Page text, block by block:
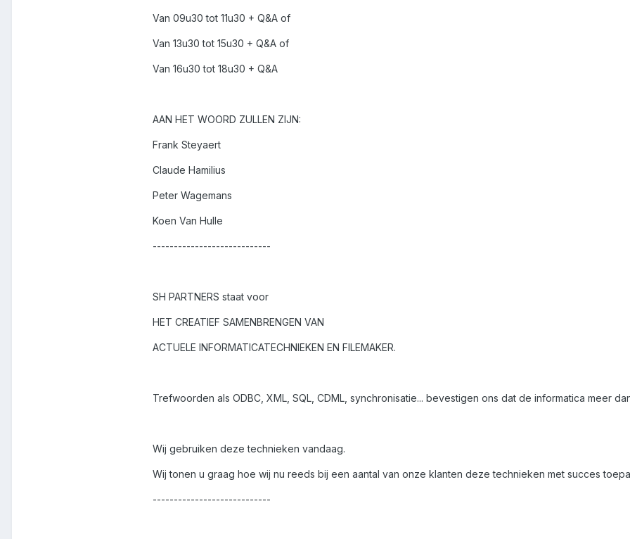
Van 09u30 tot 11u30 + Q&A of
Van 13u30 tot 15u30 + Q&A of
Van 16u30 tot 18u30 + Q&A
AAN HET WOORD ZULLEN ZIJN:
Frank Steyaert
Claude Hamilius
Peter Wagemans
Koen Van Hulle
----------------------------
SH PARTNERS staat voor
HET CREATIEF SAMENBRENGEN VAN
ACTUELE INFORMATICATECHNIEKEN EN FILEMAKER.
Trefwoorden als ODBC, XML, SQL, CDML, synchronisatie... bevestigen ons dat de informatica meer
Wij gebruiken deze technieken vandaag.
Wij tonen u graag hoe wij nu reeds bij een aantal van onze klanten deze technieken met succes
----------------------------